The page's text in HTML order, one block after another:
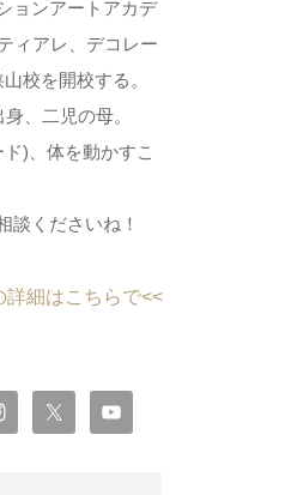
ョンアートアカデ
ィアレ、デコレー
校を開校する。
、二児の母。
)、体を動かすこ
談くださいね！
詳細はこちらで<<